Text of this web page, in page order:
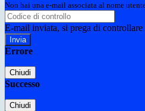
Non hai una e-mail associata al nome
E-mail inviata, si prega di controllare
Errore
Chiudi
Successo
Chiudi